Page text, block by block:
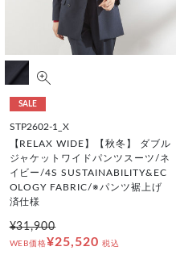
SALE
STP2602-1_X
【RELAX WIDE】【秋冬】 ダブル
ジャケットワイドパンツスーツ/ネ
イビー/4S SUSTAINABILITY&EC
OLOGY FABRIC/※パンツ裾上げ
済仕様
¥31,900
WEB価格¥25,520 税込